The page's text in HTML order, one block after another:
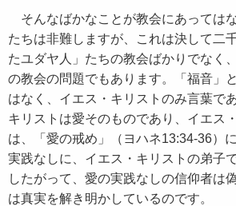
そんなばかなことが教会にあっては
たちは非難しますが、これは決して二
たユダヤ人」たちの教会ばかりでなく
の教会の問題でもあります。「福音」
はなく、イエス・キリストのみ言葉で
キリストは愛そのものであり、イエス
は、「愛の戒め」（ヨハネ13:34-36）
実践なしに、イエス・キリストの弟子
したがって、愛の実践なしの信仰者は
は真実を解き明かしているのです。